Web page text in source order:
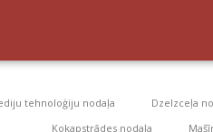
tehnoloģiju nodaļa Dzelzceļa
Kokapstrādes nodaļa